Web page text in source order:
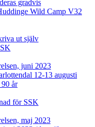
gradvis
Wild Camp V32
ut själv
juni 2023
12-13 augusti
år
för SSK
maj 2023